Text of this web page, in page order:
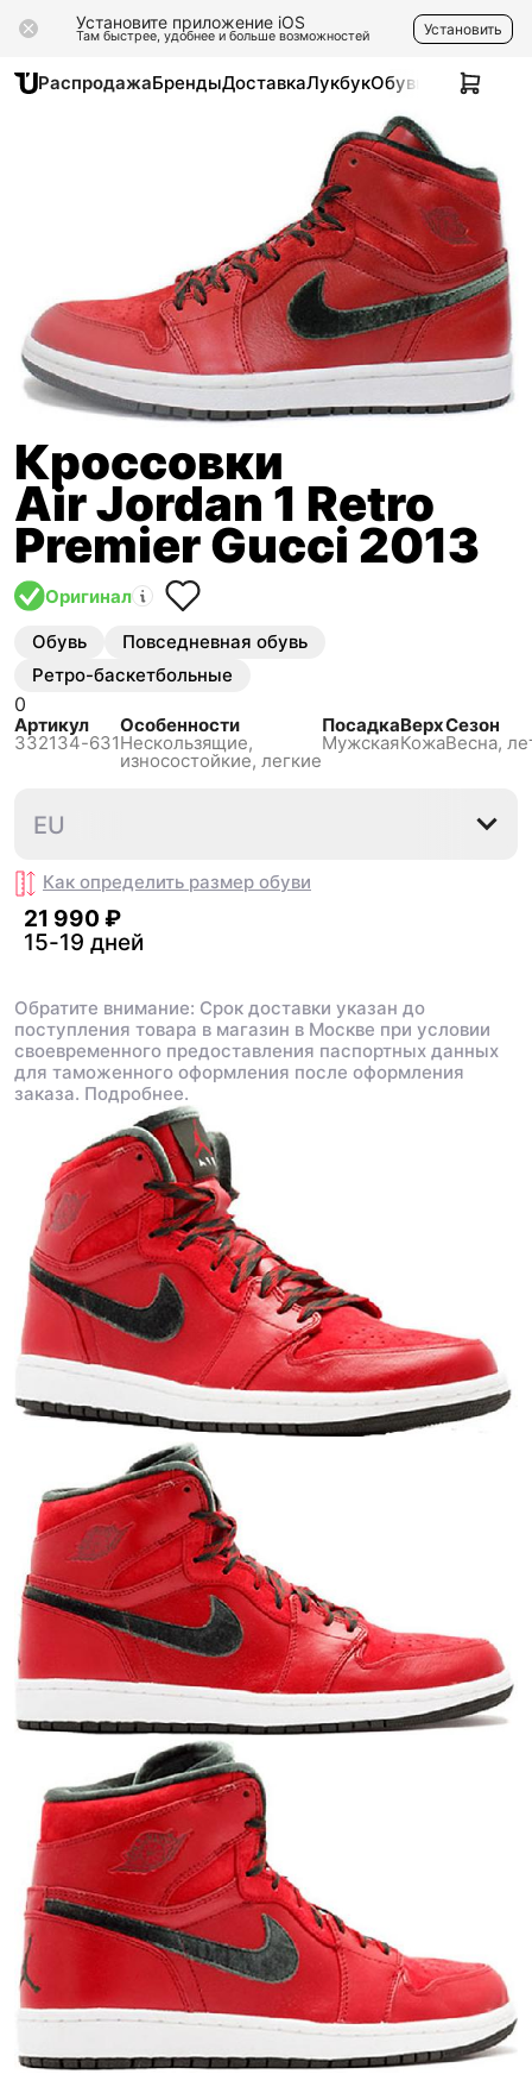
Установите приложение iOS
Там быстрее, удобнее и больше возможностей Установить
РаспродажаБрендыДоставкаЛукбукОбувь Одежда
Кроссовки
Air Jordan 1 Retro
Premier Gucci 2013
Оригинал
Обувь
Повседневная обувь
Ретро-баскетбольные
0
Артикул
332134-631
Особенности
Нескользящиe,
износостойкие, легкие
Посадка
Мужская
Верх
Кожа
Сезон
Весна,
44.5
EU
Как определить размер обуви
21 990 ₽
15-19 дней
Обратите внимание: Срок доставки указан до
поступления товара в магазин в Москве при условии
своевременного предоставления паспортных данных
для таможенного оформления после оформления
заказа. Подробнее.